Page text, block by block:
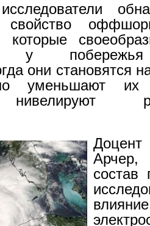
свойство
которые
у
они становятся
уменьшают
состав